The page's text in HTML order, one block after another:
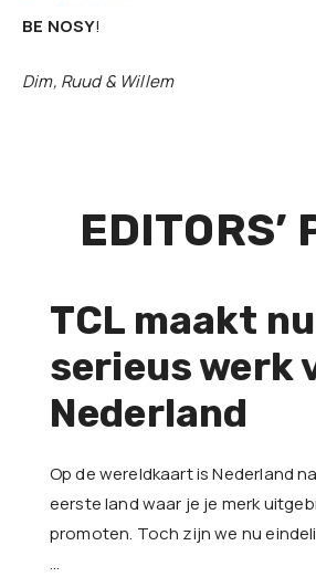
BE NOSY!
Dim, Ruud & Willem
EDITORS’
TCL maakt nu
serieus werk
Nederland
Op de wereldkaart is Nederland
eerste land waar je je merk
promoten. Toch zijn we nu
…